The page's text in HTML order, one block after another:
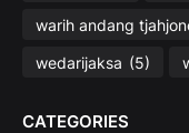
warih andang
wedarijaksa (5)
CATEGORIES